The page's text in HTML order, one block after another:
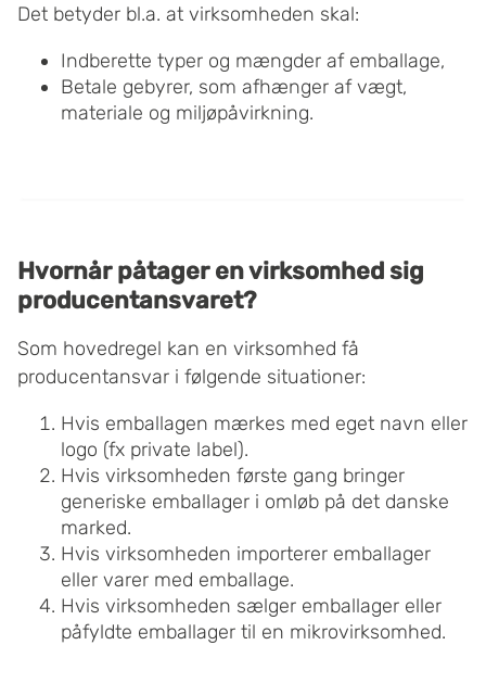
Det betyder bl.a. at virksomheden skal:
Indberette typer og mængder af emballage,
Betale gebyrer, som afhænger af vægt,
materiale og miljøpåvirkning.
Hvornår påtager en virksomhed sig
producentansvaret?
Som hovedregel kan en virksomhed få
producentansvar i følgende situationer:
Hvis emballagen mærkes med eget navn eller
logo (fx private label).
Hvis virksomheden første gang bringer
generiske emballager i omløb på det danske
marked.
Hvis virksomheden importerer emballager
eller varer med emballage.
Hvis virksomheden sælger emballager eller
påfyldte emballager til en mikrovirksomhed.